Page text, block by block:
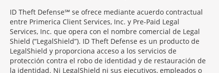
ID Theft Defense℠ se ofrece mediante acuerdo contractual
entre Primerica Client Services, Inc. y Pre-Paid Legal
Services, Inc. que opera con el nombre comercial de Legal
Shield (“LegalShield”). ID Theft Defense es un producto de
LegalShield y proporciona acceso a los servicios de
protección contra el robo de identidad y de restauración de
la identidad. Ni LegalShield ni sus ejecutivos, empleados o